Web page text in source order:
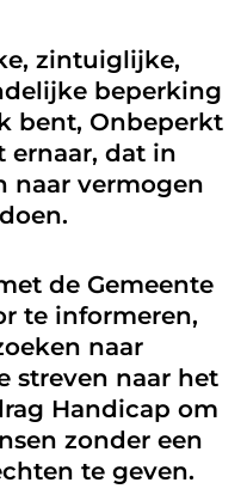
zintuiglijke,
beperking
bent, Onbeperkt
ernaar, dat in
naar vermogen
de Gemeente
te informeren,
naar
streven naar het
Handicap om
zonder een
te geven.